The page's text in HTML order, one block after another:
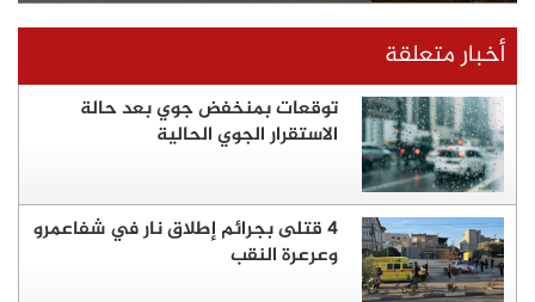
أخبار متعلقة
توقعات بمنخفض جوي بعد حالة
الاستقرار الجوي الحالية
4 قتلى بجرائم إطلاق نار في شفاعمرو
وعرعرة النقب